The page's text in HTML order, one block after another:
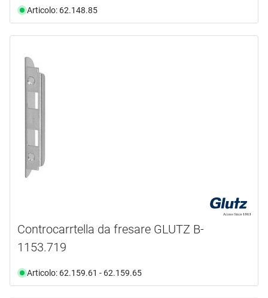
Articolo: 62.148.85
Controcarrtella da fresare GLUTZ B-
1153.719
Articolo: 62.159.61 - 62.159.65